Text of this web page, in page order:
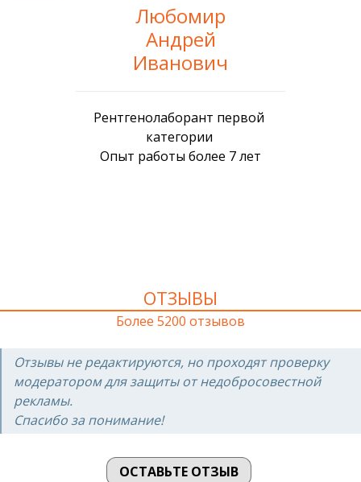
Любомир
Андрей
Иванович
ОТЗЫВЫ
Более 5200 отзывов
Отзывы не редактируются, но проходят проверку
модератором для защиты от недобросовестной
рекламы.
Спасибо за понимание!
ОСТАВЬТЕ ОТЗЫВ